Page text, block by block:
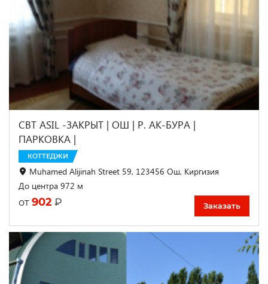
CBT ASIL -ЗАКРЫТ | ОШ | Р. АК-БУРА |
ПАРКОВКА |
КОТТЕДЖИ
Muhamed Alijinah Street 59, 123456 Ош, Киргизия
До центра 972 м
от 902 ₽ Заказать